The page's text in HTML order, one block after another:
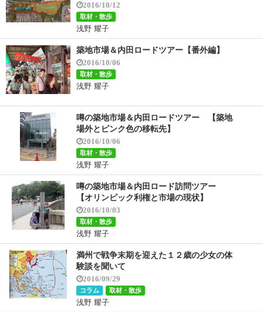
2016/10/12
取材・散歩
浅野 耀子
築地市場＆内田ロードツアー【番外編】
2016/10/06
取材・散歩
浅野 耀子
噂の築地市場＆内田ロードツアー 【築地
場外とピンク色の移転先】
2016/10/06
取材・散歩
浅野 耀子
噂の築地市場＆内田ロード訪問ツアー
【オリンピック利権と市場の現状】
2016/10/03
取材・散歩
浅野 耀子
満州で戦争末期を迎えた１２歳の少女の体
験談を聞いて
2016/09/29
コラム 取材・散歩
浅野 耀子